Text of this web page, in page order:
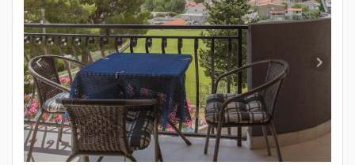
Previous Next